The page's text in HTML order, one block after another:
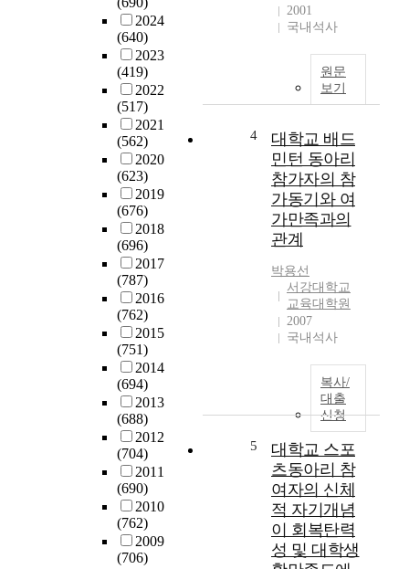
2024
(640)
2023
(419)
2022
(517)
2021
(562)
2020
(623)
2019
(676)
2018
(696)
2017
(787)
2016
(762)
2015
(751)
2014
(694)
2013
(688)
2012
(704)
2011
(690)
2010
(762)
2009
(706)
연
형
2001
국내석사
원문
보기
4
대학교 배드
민턴 동아리
참가자의 참
가동기와 여
가만족과의
관계
박용선
서강대학교
교육대학원
2007
국내석사
복사/
대출
신청
5
대학교 스포
츠동아리 참
여자의 신체
적 자기개념
이 회복탄력
성 및 대학생